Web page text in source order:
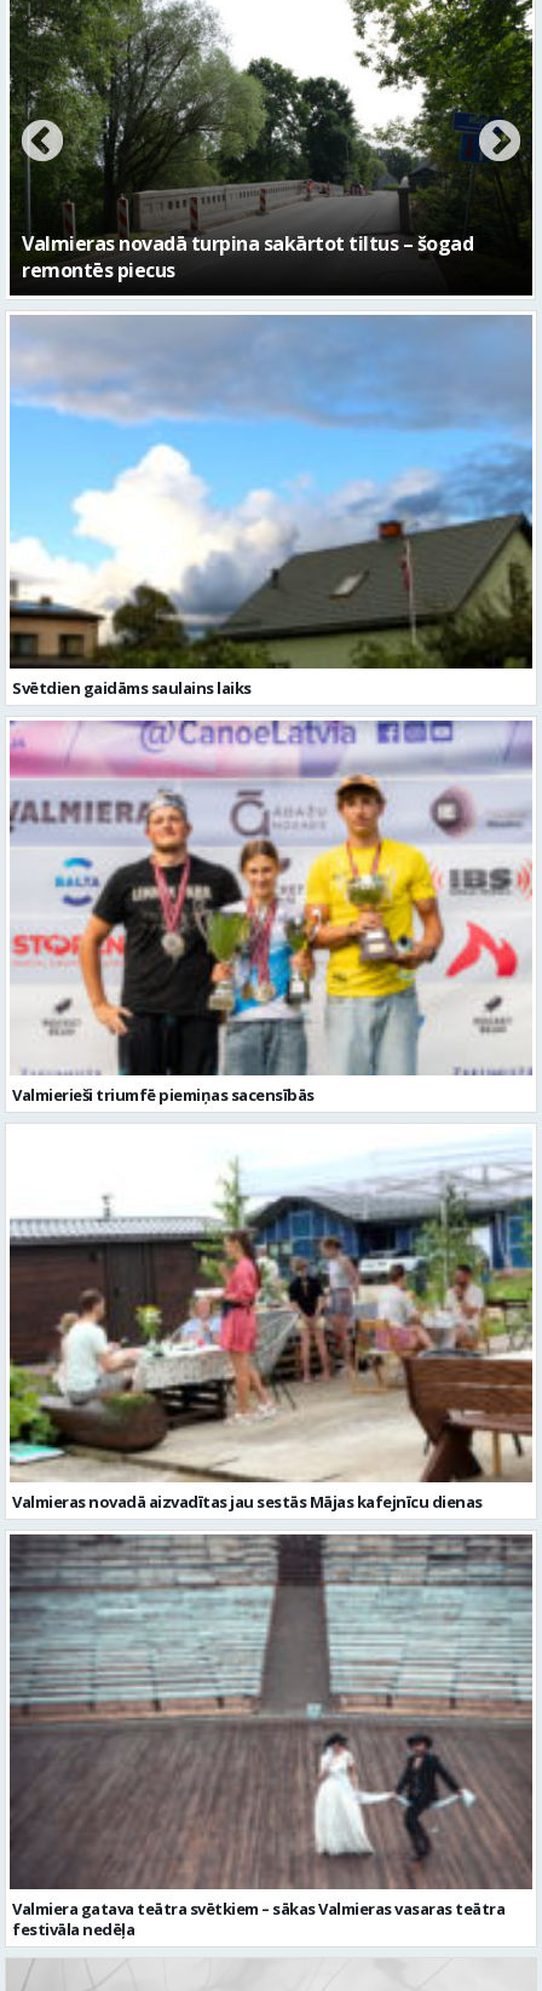
No pagaidu teātra līdz laikmetīgās kultūras centram
– kā attīstīsies “Kurtuve”
Svētdien gaidāms saulains laiks
Valmierieši triumfē piemiņas sacensībās
Valmieras novadā aizvadītas jau sestās Mājas kafejnīcu dienas
Valmiera gatava teātra svētkiem – sākas Valmieras vasaras teātra
festivāla nedēļa